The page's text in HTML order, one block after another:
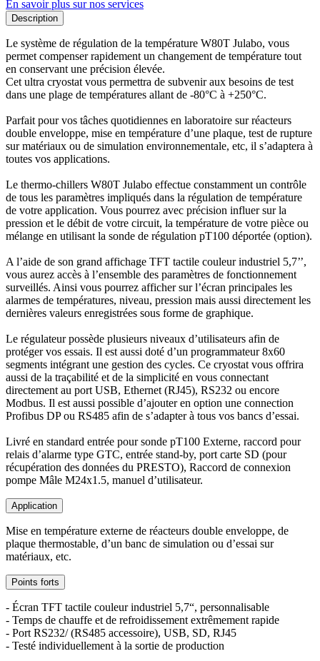
En savoir plus sur nos services
Description
Le système de régulation de la température W80T Julabo, vous
permet compenser rapidement un changement de température tout
en conservant une précision élevée.
Cet ultra cryostat vous permettra de subvenir aux besoins de test
dans une plage de températures allant de -80°C à +250°C.
Parfait pour vos tâches quotidiennes en laboratoire sur réacteurs
double enveloppe, mise en température d’une plaque, test de rupture
sur matériaux ou de simulation environnementale, etc, il s’adaptera à
toutes vos applications.
Le thermo-chillers W80T Julabo effectue constamment un contrôle
de tous les paramètres impliqués dans la régulation de température
de votre application. Vous pourrez avec précision influer sur la
pression et le débit de votre circuit, la température de votre pièce ou
mélange en utilisant la sonde de régulation pT100 déportée (option).
A l’aide de son grand affichage TFT tactile couleur industriel 5,7’’,
vous aurez accès à l’ensemble des paramètres de fonctionnement
surveillés. Ainsi vous pourrez afficher sur l’écran principales les
alarmes de températures, niveau, pression mais aussi directement les
dernières valeurs enregistrées sous forme de graphique.
Le régulateur possède plusieurs niveaux d’utilisateurs afin de
protéger vos essais. Il est aussi doté d’un programmateur 8x60
segments intégrant une gestion des cycles. Ce cryostat vous offrira
aussi de la traçabilité et de la simplicité en vous connectant
directement au port USB, Ethernet (RJ45), RS232 ou encore
Modbus. Il est aussi possible d’ajouter en option une connection
Profibus DP ou RS485 afin de s’adapter à tous vos bancs d’essai.
Livré en standard entrée pour sonde pT100 Externe, raccord pour
relais d’alarme type GTC, entrée stand-by, port carte SD (pour
récupération des données du PRESTO), Raccord de connexion
pompe Mâle M24x1.5, manuel d’utilisateur.
Application
Mise en température externe de réacteurs double enveloppe, de
plaque thermostable, d’un banc de simulation ou d’essai sur
matériaux, etc.
Points forts
- Écran TFT tactile couleur industriel 5,7“, personnalisable
- Temps de chauffe et de refroidissement extrêmement rapide
- Port RS232/ (RS485 accessoire), USB, SD, RJ45
- Testé individuellement à la sortie de production